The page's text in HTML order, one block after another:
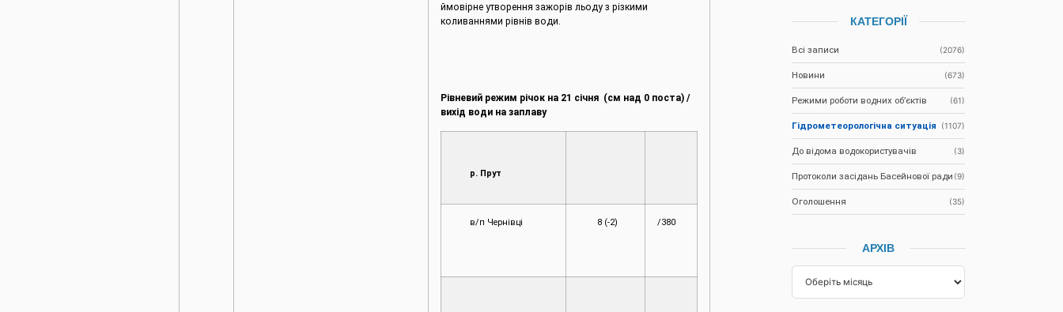
ймовірне утворення зажорів льоду з різкими
коливаннями рівнів води.
Рівневий режим річок на 21 січня (см над 0 поста) /
вихід води на заплаву
р. Прут
в/п Чернівці 8 (-2) /380
КАТЕГОРІЇ
Всі записи (2076)
Новини (673)
Режими роботи водних об’єктів (61)
Гідрометеорологічна ситуація (1107)
До відома водокористувачів (3)
Протоколи засідань Басейнової ради (9)
Оголошення (35)
АРХІВ